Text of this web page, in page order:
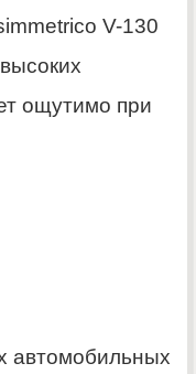
V-130
ощутимо при
автомобильных